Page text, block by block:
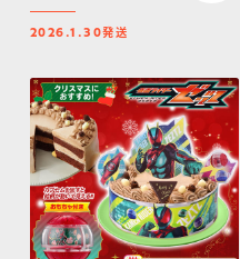
2026.1.30発送